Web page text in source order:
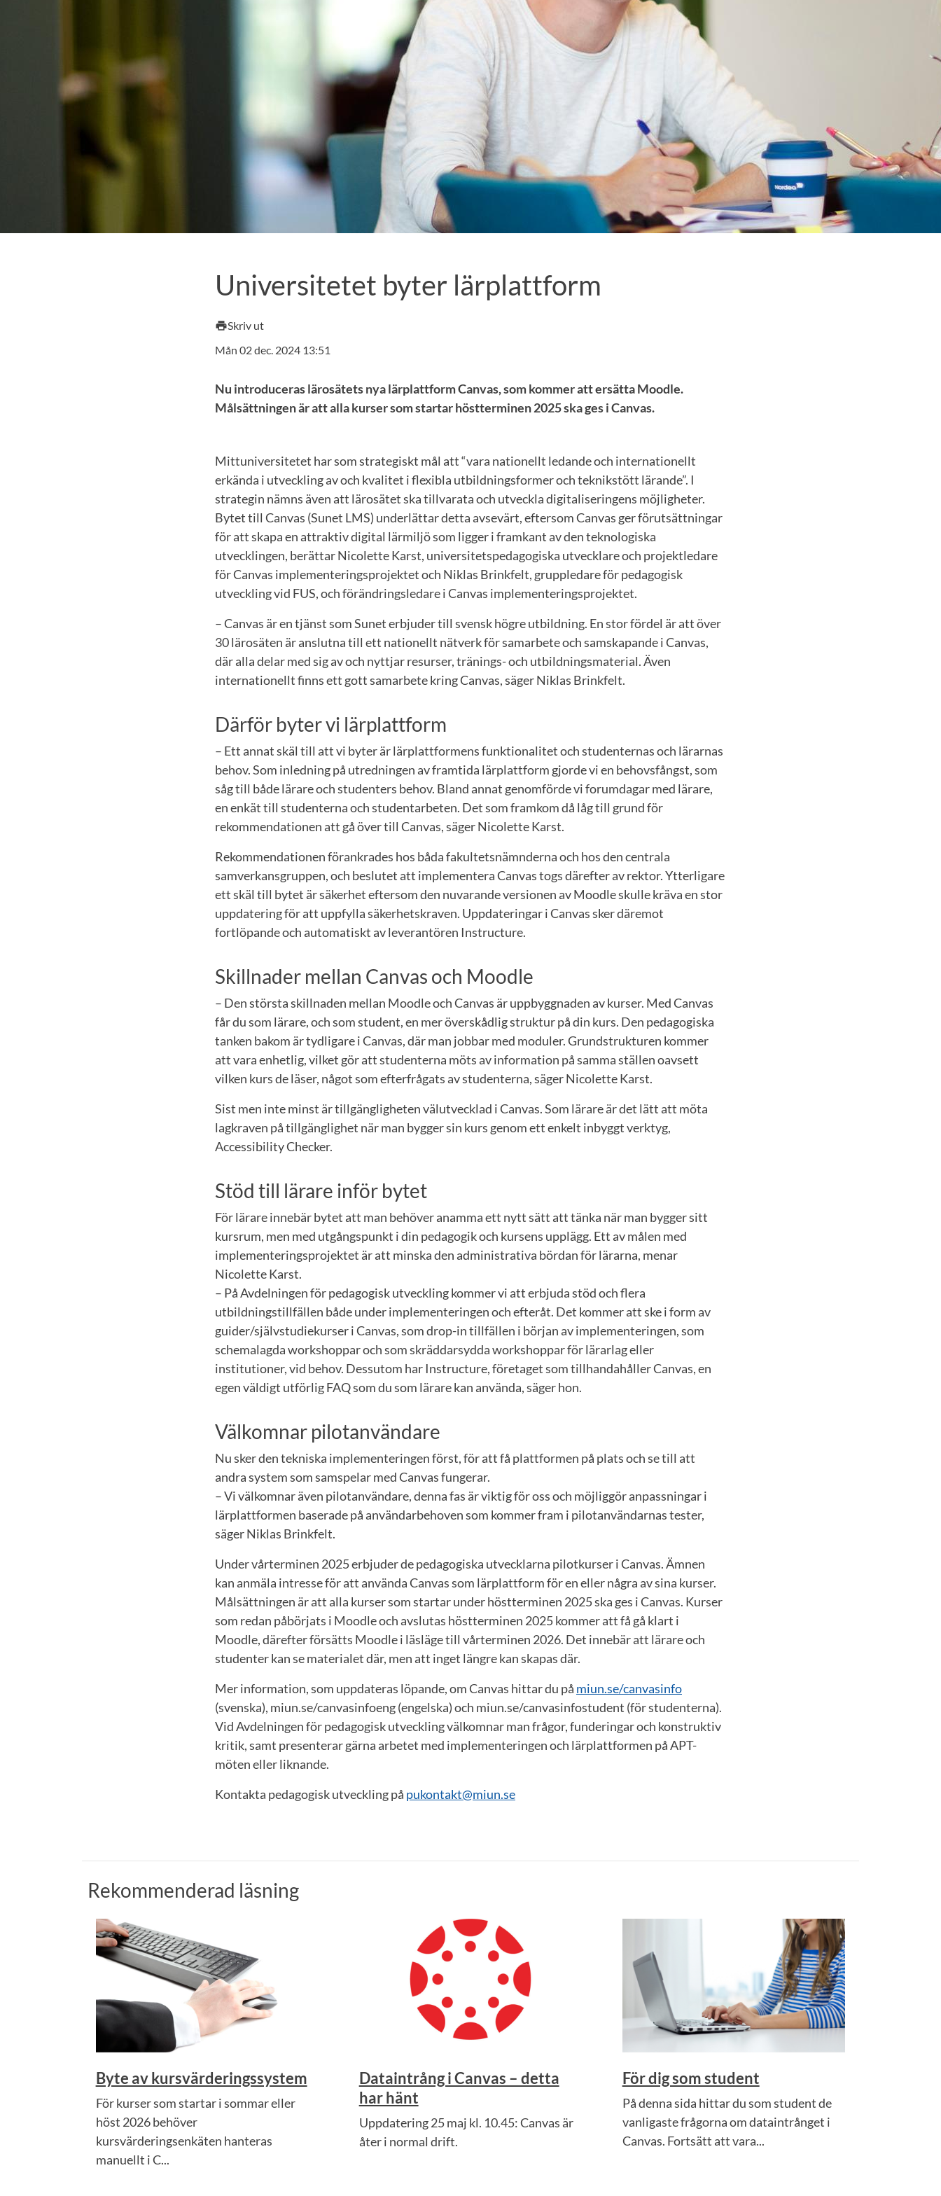
Universitetet byter lärplattform
printSkriv ut
Mån 02 dec. 2024 13:51
Nu introduceras lärosätets nya lärplattform Canvas, som kommer att ersätta Moodle.
Målsättningen är att alla kurser som startar höstterminen 2025 ska ges i Canvas.
Mittuniversitetet har som strategiskt mål att “vara nationellt ledande och internationellt
erkända i utveckling av och kvalitet i flexibla utbildningsformer och teknikstött lärande”. I
strategin nämns även att lärosätet ska tillvarata och utveckla digitaliseringens möjligheter.
Bytet till Canvas (Sunet LMS) underlättar detta avsevärt, eftersom Canvas ger förutsättningar
för att skapa en attraktiv digital lärmiljö som ligger i framkant av den teknologiska
utvecklingen, berättar Nicolette Karst, universitetspedagogiska utvecklare och projektledare
för Canvas implementeringsprojektet och Niklas Brinkfelt, gruppledare för pedagogisk
utveckling vid FUS, och förändringsledare i Canvas implementeringsprojektet.
– Canvas är en tjänst som Sunet erbjuder till svensk högre utbildning. En stor fördel är att över
30 lärosäten är anslutna till ett nationellt nätverk för samarbete och samskapande i Canvas,
där alla delar med sig av och nyttjar resurser, tränings- och utbildningsmaterial. Även
internationellt finns ett gott samarbete kring Canvas, säger Niklas Brinkfelt.
Därför byter vi lärplattform
– Ett annat skäl till att vi byter är lärplattformens funktionalitet och studenternas och lärarnas
behov. Som inledning på utredningen av framtida lärplattform gjorde vi en behovsfångst, som
såg till både lärare och studenters behov. Bland annat genomförde vi forumdagar med lärare,
en enkät till studenterna och studentarbeten. Det som framkom då låg till grund för
rekommendationen att gå över till Canvas, säger Nicolette Karst.
Rekommendationen förankrades hos båda fakultetsnämnderna och hos den centrala
samverkansgruppen, och beslutet att implementera Canvas togs därefter av rektor. Ytterligare
ett skäl till bytet är säkerhet eftersom den nuvarande versionen av Moodle skulle kräva en stor
uppdatering för att uppfylla säkerhetskraven. Uppdateringar i Canvas sker däremot
fortlöpande och automatiskt av leverantören Instructure.
Skillnader mellan Canvas och Moodle
– Den största skillnaden mellan Moodle och Canvas är uppbyggnaden av kurser. Med Canvas
får du som lärare, och som student, en mer överskådlig struktur på din kurs. Den pedagogiska
tanken bakom är tydligare i Canvas, där man jobbar med moduler. Grundstrukturen kommer
att vara enhetlig, vilket gör att studenterna möts av information på samma ställen oavsett
vilken kurs de läser, något som efterfrågats av studenterna, säger Nicolette Karst.
Sist men inte minst är tillgängligheten välutvecklad i Canvas. Som lärare är det lätt att möta
lagkraven på tillgänglighet när man bygger sin kurs genom ett enkelt inbyggt verktyg,
Accessibility Checker.
Stöd till lärare inför bytet
För lärare innebär bytet att man behöver anamma ett nytt sätt att tänka när man bygger sitt
kursrum, men med utgångspunkt i din pedagogik och kursens upplägg. Ett av målen med
implementeringsprojektet är att minska den administrativa bördan för lärarna, menar
Nicolette Karst.
– På Avdelningen för pedagogisk utveckling kommer vi att erbjuda stöd och flera
utbildningstillfällen både under implementeringen och efteråt. Det kommer att ske i form av
guider/självstudiekurser i Canvas, som drop-in tillfällen i början av implementeringen, som
schemalagda workshoppar och som skräddarsydda workshoppar för lärarlag eller
institutioner, vid behov. Dessutom har Instructure, företaget som tillhandahåller Canvas, en
egen väldigt utförlig FAQ som du som lärare kan använda, säger hon.
Välkomnar pilotanvändare
Nu sker den tekniska implementeringen först, för att få plattformen på plats och se till att
andra system som samspelar med Canvas fungerar.
– Vi välkomnar även pilotanvändare, denna fas är viktig för oss och möjliggör anpassningar i
lärplattformen baserade på användarbehoven som kommer fram i pilotanvändarnas tester,
säger Niklas Brinkfelt.
Under vårterminen 2025 erbjuder de pedagogiska utvecklarna pilotkurser i Canvas. Ämnen
kan anmäla intresse för att använda Canvas som lärplattform för en eller några av sina kurser.
Målsättningen är att alla kurser som startar under höstterminen 2025 ska ges i Canvas. Kurser
som redan påbörjats i Moodle och avslutas höstterminen 2025 kommer att få gå klart i
Moodle, därefter försätts Moodle i läsläge till vårterminen 2026. Det innebär att lärare och
studenter kan se materialet där, men att inget längre kan skapas där.
Mer information, som uppdateras löpande, om Canvas hittar du på miun.se/canvasinfo
(svenska), miun.se/canvasinfoeng (engelska) och miun.se/canvasinfostudent (för studenterna).
Vid Avdelningen för pedagogisk utveckling välkomnar man frågor, funderingar och konstruktiv
kritik, samt presenterar gärna arbetet med implementeringen och lärplattformen på APT-
möten eller liknande.
Kontakta pedagogisk utveckling på pukontakt@miun.se
Rekommenderad läsning
Byte av kursvärderingssystem
För kurser som startar i sommar eller
höst 2026 behöver
kursvärderingsenkäten hanteras
manuellt i C...
Dataintrång i Canvas – detta
har hänt
Uppdatering 25 maj kl. 10.45: Canvas är
åter i normal drift.
För dig som student
På denna sida hittar du som student de
vanligaste frågorna om dataintrånget i
Canvas. Fortsätt att vara...